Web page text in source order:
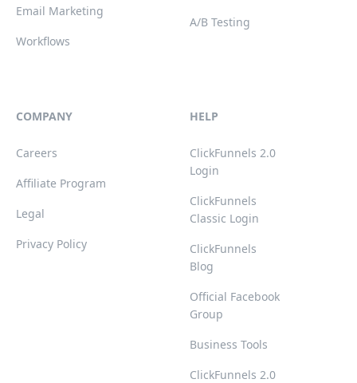
Email Marketing
Workflows
A/B Testing
COMPANY
Careers
Affiliate Program
Legal
Privacy Policy
HELP
ClickFunnels 2.0
Login
ClickFunnels
Classic Login
ClickFunnels
Blog
Official Facebook
Group
Business Tools
ClickFunnels 2.0